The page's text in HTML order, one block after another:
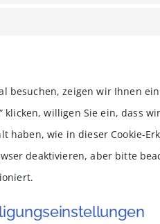
besuchen, zeigen wir Ihnen
klicken, willigen Sie ein, dass
haben, wie in dieser Cookie-
deaktivieren, aber bitte